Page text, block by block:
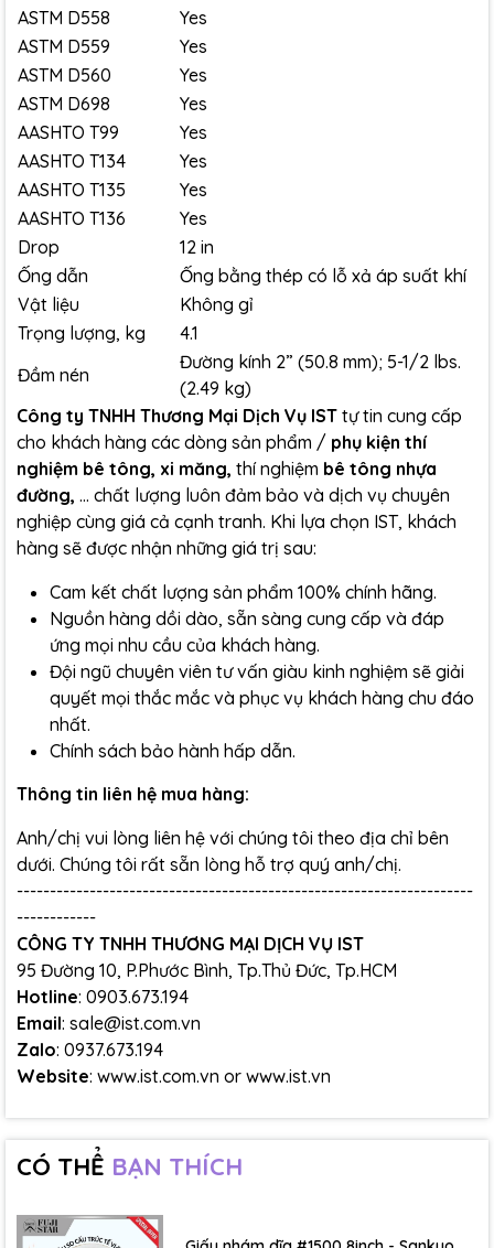
ASTM D558
Yes
ASTM D559
Yes
ASTM D560
Yes
ASTM D698
Yes
AASHTO T99
Yes
AASHTO T134
Yes
AASHTO T135
Yes
AASHTO T136
Yes
Drop
12 in
Ống dẫn
Ống bằng thép có lỗ xả áp suất khí
Vật liệu
Không gỉ
Trọng lượng, kg
4.1
Đầm nén
Đường kính 2” (50.8 mm); 5-1/2 lbs.
(2.49 kg)
Công ty TNHH Thương Mại Dịch Vụ IST tự tin cung cấp
cho khách hàng các dòng sản phẩm / phụ kiện thí
nghiệm bê tông, xi măng, thí nghiệm bê tông nhựa
đường, ... chất lượng luôn đảm bảo và dịch vụ chuyên
nghiệp cùng giá cả cạnh tranh. Khi lựa chọn IST, khách
hàng sẽ được nhận những giá trị sau:
Cam kết chất lượng sản phẩm 100% chính hãng.
Nguồn hàng dồi dào, sẵn sàng cung cấp và đáp
ứng mọi nhu cầu của khách hàng.
Đội ngũ chuyên viên tư vấn giàu kinh nghiệm sẽ giải
quyết mọi thắc mắc và phục vụ khách hàng chu đáo
nhất.
Chính sách bảo hành hấp dẫn.
Thông tin liên hệ mua hàng:
Anh/chị vui lòng liên hệ với chúng tôi theo địa chỉ bên
dưới. Chúng tôi rất sẵn lòng hỗ trợ quý anh/chị.
---------------------------------------------------------------------
------------
CÔNG TY TNHH THƯƠNG MẠI DỊCH VỤ IST
95 Đường 10, P.Phước Bình, Tp.Thủ Đức, Tp.HCM
Hotline: 0903.673.194
Email: sale@ist.com.vn
Zalo: 0937.673.194
Website: www.ist.com.vn or www.ist.vn
CÓ THỂ BẠN THÍCH